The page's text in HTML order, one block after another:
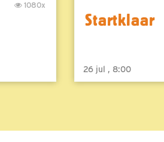
1080x
Startklaar
26 jul , 8:00